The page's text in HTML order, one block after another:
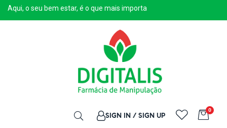
Aqui, o seu bem estar, é o que mais importa
SIGN IN / SIGN UP
0